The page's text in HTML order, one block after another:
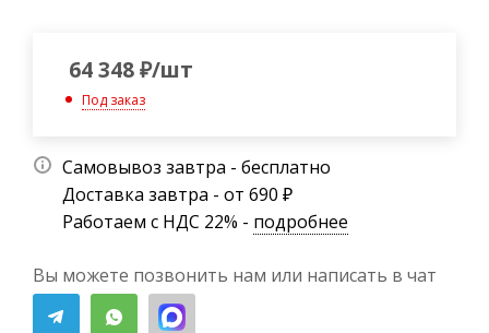
64 348₽/шт
Под заказ
Самовывоз завтра - бесплатно
Доставка завтра - от 690 ₽
Работаем с НДС 22% - подробнее
Вы можете позвонить нам или написать в чат